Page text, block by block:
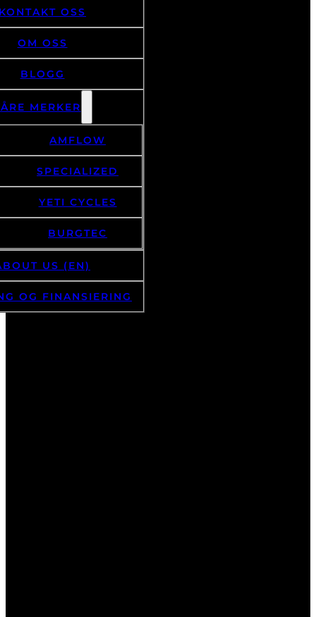
OSS
OM OSS
BLOGG
MERKER
AMFLOW
SPECIALIZED
YETI CYCLES
BURGTEC
US (EN)
OG FINANSIERING